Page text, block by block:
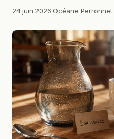
24 juin 2026·Océane Perronnet·